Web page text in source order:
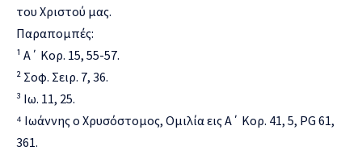
του Χριστού μας.
Παραπομπές:
¹ Α΄ Κορ. 15, 55-57.
² Σοφ. Σειρ. 7, 36.
³ Ιω. 11, 25.
⁴ Ιωάννης ο Χρυσόστομος, Ομιλία εις Α΄ Κορ. 41, 5, PG 61,
361.